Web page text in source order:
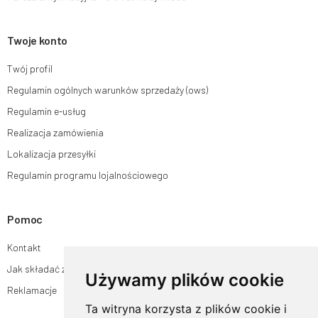
Używamy plików cookie
Ta witryna korzysta z plików cookie i
Twoje konto
Twój profil
Regulamin ogólnych warunków sprzedaży (ows)
Regulamin e-usług
Realizacja zamówienia
Lokalizacja przesyłki
Regulamin programu lojalnościowego
Pomoc
Kontakt
Jak składać zamówienia w sklepie ogrodyhildegardy.pl?
Reklamacje